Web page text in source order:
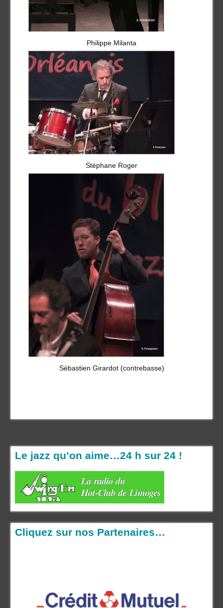
Philippe Milanta
Stéphane Roger
Sébastien Girardot (contrebasse)
Le jazz qu’on aime…24 h sur 24 !
Cliquez sur nos Partenaires…